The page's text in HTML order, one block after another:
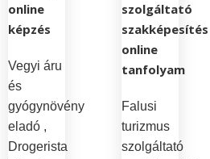
online
képzés
Vegyi áru
és
gyógynövény
eladó ,
Drogerista
szolgáltató
szakképesítés
online
tanfolyam
Falusi
turizmus
szolgáltató